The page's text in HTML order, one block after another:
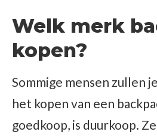
Welk merk
kopen?
Sommige mensen zullen
het kopen van een
goedkoop, is duurkoop.